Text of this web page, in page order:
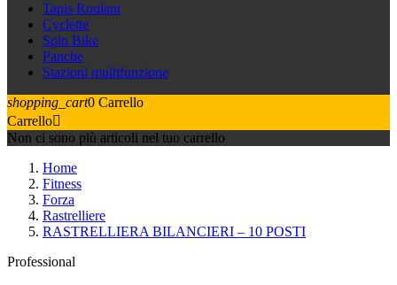
Tapis Roulant
Cyclette
Spin Bike
Panche
Stazioni multifunzione
shopping_cart0 Carrello
Carrello
Non ci sono più articoli nel tuo carrello
Home
Fitness
Forza
Rastrelliere
RASTRELLIERA BILANCIERI – 10 POSTI
Professional